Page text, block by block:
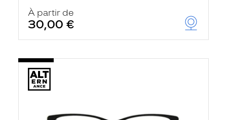
À partir de
30,00 €